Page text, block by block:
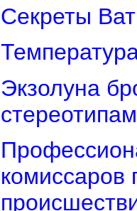
Секреты
Экзолуна
стереотипам
комиссаров